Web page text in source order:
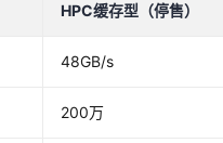
HPC缓存型（停售）
48GB/s
200万